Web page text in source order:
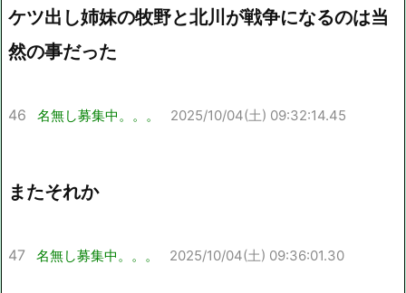
ケツ出し姉妹の牧野と北川が戦争になるのは当
然の事だった
46 名無し募集中。。。 2025/10/04(土) 09:32:14.45
またそれか
47 名無し募集中。。。 2025/10/04(土) 09:36:01.30